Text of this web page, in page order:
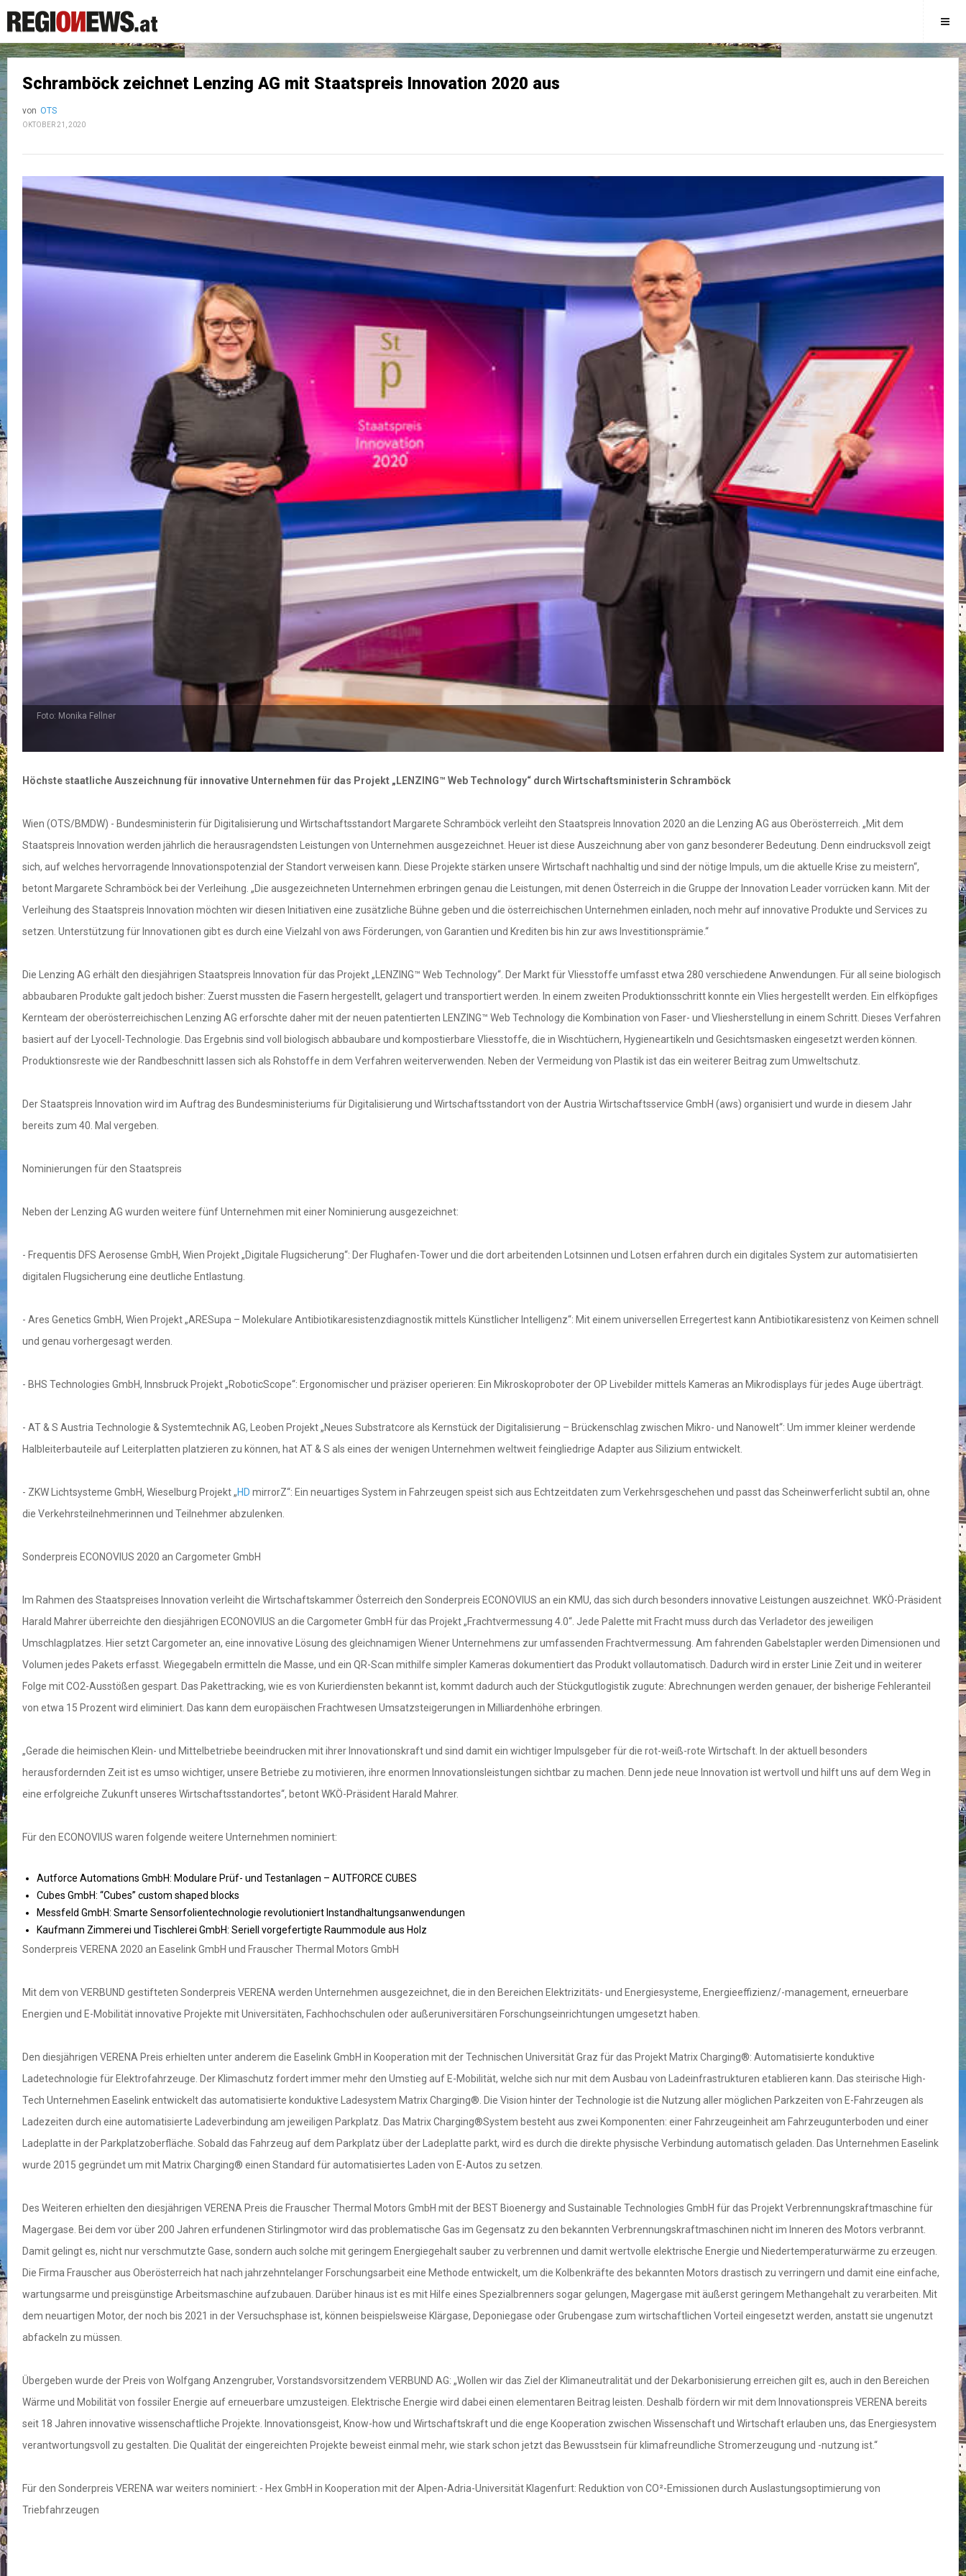
Schramböck zeichnet Lenzing AG mit Staatspreis Innovation 2020 aus
von OTS
OKTOBER 21, 2020
Foto: Monika Fellner
Höchste staatliche Auszeichnung für innovative Unternehmen für das Projekt „LENZING™ Web Technology“ durch Wirtschaftsministerin Schramböck
Wien (OTS/BMDW) - Bundesministerin für Digitalisierung und Wirtschaftsstandort Margarete Schramböck verleiht den Staatspreis Innovation 2020 an die Lenzing AG aus Oberösterreich. „Mit dem
Staatspreis Innovation werden jährlich die herausragendsten Leistungen von Unternehmen ausgezeichnet. Heuer ist diese Auszeichnung aber von ganz besonderer Bedeutung. Denn eindrucksvoll zeigt
sich, auf welches hervorragende Innovationspotenzial der Standort verweisen kann. Diese Projekte stärken unsere Wirtschaft nachhaltig und sind der nötige Impuls, um die aktuelle Krise zu meistern“,
betont Margarete Schramböck bei der Verleihung. „Die ausgezeichneten Unternehmen erbringen genau die Leistungen, mit denen Österreich in die Gruppe der Innovation Leader vorrücken kann. Mit der
Verleihung des Staatspreis Innovation möchten wir diesen Initiativen eine zusätzliche Bühne geben und die österreichischen Unternehmen einladen, noch mehr auf innovative Produkte und Services zu
setzen. Unterstützung für Innovationen gibt es durch eine Vielzahl von aws Förderungen, von Garantien und Krediten bis hin zur aws Investitionsprämie.“
Die Lenzing AG erhält den diesjährigen Staatspreis Innovation für das Projekt „LENZING™ Web Technology“. Der Markt für Vliesstoffe umfasst etwa 280 verschiedene Anwendungen. Für all seine biologisch
abbaubaren Produkte galt jedoch bisher: Zuerst mussten die Fasern hergestellt, gelagert und transportiert werden. In einem zweiten Produktionsschritt konnte ein Vlies hergestellt werden. Ein elfköpfiges
Kernteam der oberösterreichischen Lenzing AG erforschte daher mit der neuen patentierten LENZING™ Web Technology die Kombination von Faser- und Vliesherstellung in einem Schritt. Dieses Verfahren
basiert auf der Lyocell-Technologie. Das Ergebnis sind voll biologisch abbaubare und kompostierbare Vliesstoffe, die in Wischtüchern, Hygieneartikeln und Gesichtsmasken eingesetzt werden können.
Produktionsreste wie der Randbeschnitt lassen sich als Rohstoffe in dem Verfahren weiterverwenden. Neben der Vermeidung von Plastik ist das ein weiterer Beitrag zum Umweltschutz.
Der Staatspreis Innovation wird im Auftrag des Bundesministeriums für Digitalisierung und Wirtschaftsstandort von der Austria Wirtschaftsservice GmbH (aws) organisiert und wurde in diesem Jahr
bereits zum 40. Mal vergeben.
Nominierungen für den Staatspreis
Neben der Lenzing AG wurden weitere fünf Unternehmen mit einer Nominierung ausgezeichnet:
- Frequentis DFS Aerosense GmbH, Wien Projekt „Digitale Flugsicherung“: Der Flughafen-Tower und die dort arbeitenden Lotsinnen und Lotsen erfahren durch ein digitales System zur automatisierten
digitalen Flugsicherung eine deutliche Entlastung.
- Ares Genetics GmbH, Wien Projekt „ARESupa – Molekulare Antibiotikaresistenzdiagnostik mittels Künstlicher Intelligenz“: Mit einem universellen Erregertest kann Antibiotikaresistenz von Keimen schnell
und genau vorhergesagt werden.
- BHS Technologies GmbH, Innsbruck Projekt „RoboticScope“: Ergonomischer und präziser operieren: Ein Mikroskoproboter der OP Livebilder mittels Kameras an Mikrodisplays für jedes Auge überträgt.
- AT & S Austria Technologie & Systemtechnik AG, Leoben Projekt „Neues Substratcore als Kernstück der Digitalisierung – Brückenschlag zwischen Mikro- und Nanowelt“: Um immer kleiner werdende
Halbleiterbauteile auf Leiterplatten platzieren zu können, hat AT & S als eines der wenigen Unternehmen weltweit feingliedrige Adapter aus Silizium entwickelt.
- ZKW Lichtsysteme GmbH, Wieselburg Projekt „HD mirrorZ“: Ein neuartiges System in Fahrzeugen speist sich aus Echtzeitdaten zum Verkehrsgeschehen und passt das Scheinwerferlicht subtil an, ohne
die Verkehrsteilnehmerinnen und Teilnehmer abzulenken.
Sonderpreis ECONOVIUS 2020 an Cargometer GmbH
Im Rahmen des Staatspreises Innovation verleiht die Wirtschaftskammer Österreich den Sonderpreis ECONOVIUS an ein KMU, das sich durch besonders innovative Leistungen auszeichnet. WKÖ-Präsident
Harald Mahrer überreichte den diesjährigen ECONOVIUS an die Cargometer GmbH für das Projekt „Frachtvermessung 4.0“. Jede Palette mit Fracht muss durch das Verladetor des jeweiligen
Umschlagplatzes. Hier setzt Cargometer an, eine innovative Lösung des gleichnamigen Wiener Unternehmens zur umfassenden Frachtvermessung. Am fahrenden Gabelstapler werden Dimensionen und
Volumen jedes Pakets erfasst. Wiegegabeln ermitteln die Masse, und ein QR-Scan mithilfe simpler Kameras dokumentiert das Produkt vollautomatisch. Dadurch wird in erster Linie Zeit und in weiterer
Folge mit CO2-Ausstößen gespart. Das Pakettracking, wie es von Kurierdiensten bekannt ist, kommt dadurch auch der Stückgutlogistik zugute: Abrechnungen werden genauer, der bisherige Fehleranteil
von etwa 15 Prozent wird eliminiert. Das kann dem europäischen Frachtwesen Umsatzsteigerungen in Milliardenhöhe erbringen.
„Gerade die heimischen Klein- und Mittelbetriebe beeindrucken mit ihrer Innovationskraft und sind damit ein wichtiger Impulsgeber für die rot-weiß-rote Wirtschaft. In der aktuell besonders
herausfordernden Zeit ist es umso wichtiger, unsere Betriebe zu motivieren, ihre enormen Innovationsleistungen sichtbar zu machen. Denn jede neue Innovation ist wertvoll und hilft uns auf dem Weg in
eine erfolgreiche Zukunft unseres Wirtschaftsstandortes“, betont WKÖ-Präsident Harald Mahrer.
Für den ECONOVIUS waren folgende weitere Unternehmen nominiert:
Autforce Automations GmbH: Modulare Prüf- und Testanlagen – AUTFORCE CUBES
Cubes GmbH: “Cubes” custom shaped blocks
Messfeld GmbH: Smarte Sensorfolientechnologie revolutioniert Instandhaltungsanwendungen
Kaufmann Zimmerei und Tischlerei GmbH: Seriell vorgefertigte Raummodule aus Holz
Sonderpreis VERENA 2020 an Easelink GmbH und Frauscher Thermal Motors GmbH
Mit dem von VERBUND gestifteten Sonderpreis VERENA werden Unternehmen ausgezeichnet, die in den Bereichen Elektrizitäts- und Energiesysteme, Energieeffizienz/-management, erneuerbare
Energien und E-Mobilität innovative Projekte mit Universitäten, Fachhochschulen oder außeruniversitären Forschungseinrichtungen umgesetzt haben.
Den diesjährigen VERENA Preis erhielten unter anderem die Easelink GmbH in Kooperation mit der Technischen Universität Graz für das Projekt Matrix Charging®: Automatisierte konduktive
Ladetechnologie für Elektrofahrzeuge. Der Klimaschutz fordert immer mehr den Umstieg auf E-Mobilität, welche sich nur mit dem Ausbau von Ladeinfrastrukturen etablieren kann. Das steirische High-
Tech Unternehmen Easelink entwickelt das automatisierte konduktive Ladesystem Matrix Charging®. Die Vision hinter der Technologie ist die Nutzung aller möglichen Parkzeiten von E-Fahrzeugen als
Ladezeiten durch eine automatisierte Ladeverbindung am jeweiligen Parkplatz. Das Matrix Charging®System besteht aus zwei Komponenten: einer Fahrzeugeinheit am Fahrzeugunterboden und einer
Ladeplatte in der Parkplatzoberfläche. Sobald das Fahrzeug auf dem Parkplatz über der Ladeplatte parkt, wird es durch die direkte physische Verbindung automatisch geladen. Das Unternehmen Easelink
wurde 2015 gegründet um mit Matrix Charging® einen Standard für automatisiertes Laden von E-Autos zu setzen.
Des Weiteren erhielten den diesjährigen VERENA Preis die Frauscher Thermal Motors GmbH mit der BEST Bioenergy and Sustainable Technologies GmbH für das Projekt Verbrennungskraftmaschine für
Magergase. Bei dem vor über 200 Jahren erfundenen Stirlingmotor wird das problematische Gas im Gegensatz zu den bekannten Verbrennungskraftmaschinen nicht im Inneren des Motors verbrannt.
Damit gelingt es, nicht nur verschmutzte Gase, sondern auch solche mit geringem Energiegehalt sauber zu verbrennen und damit wertvolle elektrische Energie und Niedertemperaturwärme zu erzeugen.
Die Firma Frauscher aus Oberösterreich hat nach jahrzehntelanger Forschungsarbeit eine Methode entwickelt, um die Kolbenkräfte des bekannten Motors drastisch zu verringern und damit eine einfache,
wartungsarme und preisgünstige Arbeitsmaschine aufzubauen. Darüber hinaus ist es mit Hilfe eines Spezialbrenners sogar gelungen, Magergase mit äußerst geringem Methangehalt zu verarbeiten. Mit
dem neuartigen Motor, der noch bis 2021 in der Versuchsphase ist, können beispielsweise Klärgase, Deponiegase oder Grubengase zum wirtschaftlichen Vorteil eingesetzt werden, anstatt sie ungenutzt
abfackeln zu müssen.
Übergeben wurde der Preis von Wolfgang Anzengruber, Vorstandsvorsitzendem VERBUND AG: „Wollen wir das Ziel der Klimaneutralität und der Dekarbonisierung erreichen gilt es, auch in den Bereichen
Wärme und Mobilität von fossiler Energie auf erneuerbare umzusteigen. Elektrische Energie wird dabei einen elementaren Beitrag leisten. Deshalb fördern wir mit dem Innovationspreis VERENA bereits
seit 18 Jahren innovative wissenschaftliche Projekte. Innovationsgeist, Know-how und Wirtschaftskraft und die enge Kooperation zwischen Wissenschaft und Wirtschaft erlauben uns, das Energiesystem
verantwortungsvoll zu gestalten. Die Qualität der eingereichten Projekte beweist einmal mehr, wie stark schon jetzt das Bewusstsein für klimafreundliche Stromerzeugung und -nutzung ist.“
Für den Sonderpreis VERENA war weiters nominiert: - Hex GmbH in Kooperation mit der Alpen-Adria-Universität Klagenfurt: Reduktion von CO²-Emissionen durch Auslastungsoptimierung von
Triebfahrzeugen